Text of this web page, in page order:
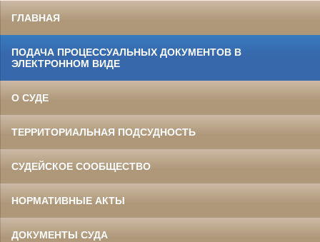
ГЛАВНАЯ
ПОДАЧА ПРОЦЕССУАЛЬНЫХ ДОКУМЕНТОВ В
ЭЛЕКТРОННОМ ВИДЕ
О СУДЕ
ТЕРРИТОРИАЛЬНАЯ ПОДСУДНОСТЬ
СУДЕЙСКОЕ СООБЩЕСТВО
НОРМАТИВНЫЕ АКТЫ
ДОКУМЕНТЫ СУДА